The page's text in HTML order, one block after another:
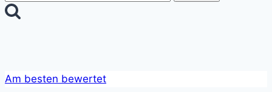
nach:
Am besten bewertet